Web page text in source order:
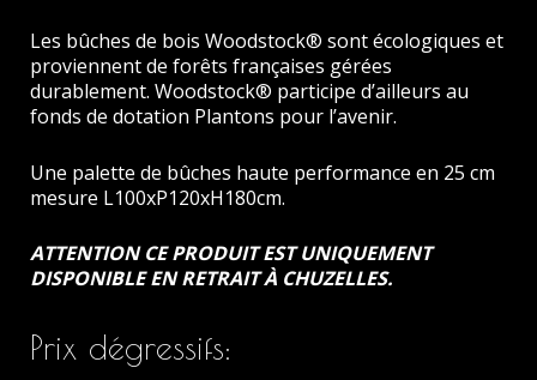
Les bûches de bois Woodstock® sont écologiques et
proviennent de forêts françaises gérées
durablement. Woodstock® participe d’ailleurs au
fonds de dotation Plantons pour l’avenir.
Une palette de bûches haute performance en 25 cm
mesure L100xP120xH180cm.
ATTENTION CE PRODUIT EST UNIQUEMENT
DISPONIBLE EN RETRAIT À CHUZELLES.
Prix dégressifs: